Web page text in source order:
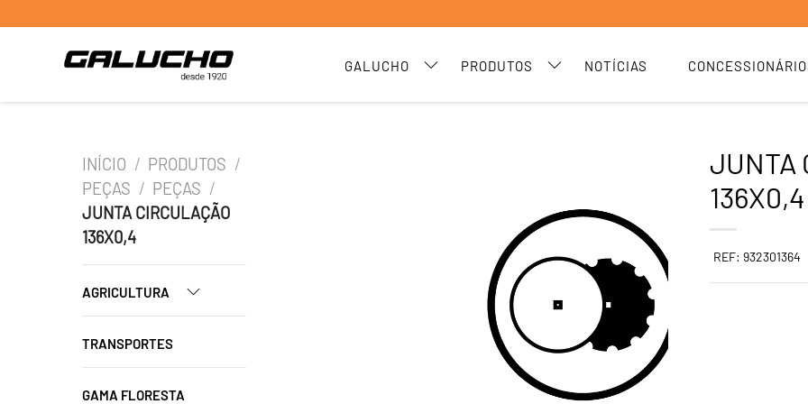
GALUCHO PRODUTOS NOTÍCIAS
INÍCIO / PRODUTOS /
PEÇAS / PEÇAS /
JUNTA CIRCULAÇÃO
136X0,4
AGRICULTURA
TRANSPORTES
GAMA FLORESTA
JUNTA
136X0,4
REF: 932301364